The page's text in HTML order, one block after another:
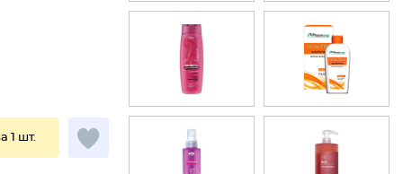
1 шт.